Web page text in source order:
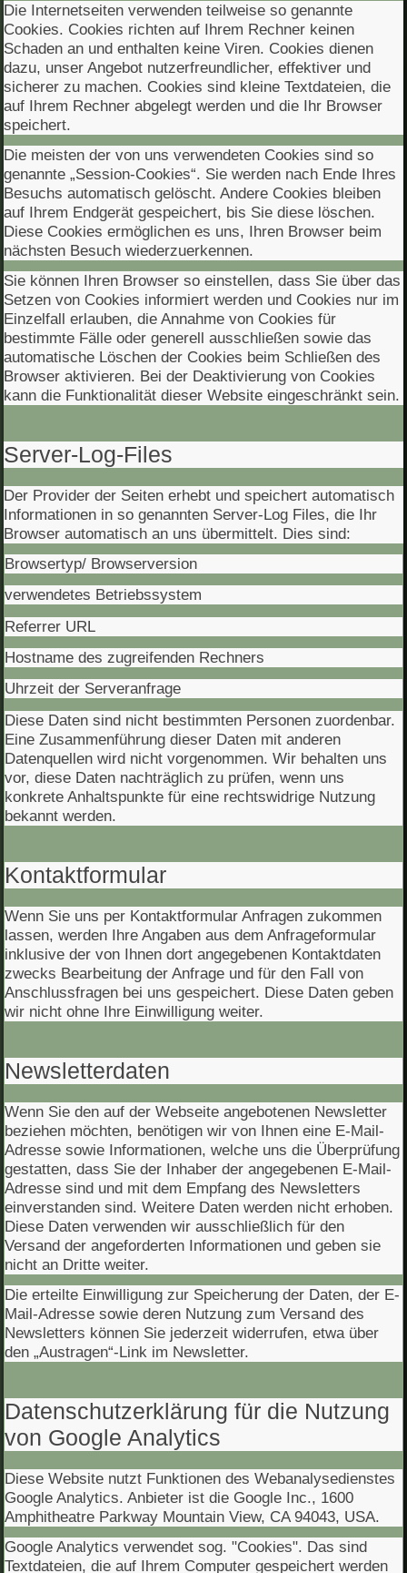
Die Internetseiten verwenden teilweise so genannte
Cookies. Cookies richten auf Ihrem Rechner keinen
Schaden an und enthalten keine Viren. Cookies dienen
dazu, unser Angebot nutzerfreundlicher, effektiver und
sicherer zu machen. Cookies sind kleine Textdateien, die
auf Ihrem Rechner abgelegt werden und die Ihr Browser
speichert.
Die meisten der von uns verwendeten Cookies sind so
genannte „Session-Cookies“. Sie werden nach Ende Ihres
Besuchs automatisch gelöscht. Andere Cookies bleiben
auf Ihrem Endgerät gespeichert, bis Sie diese löschen.
Diese Cookies ermöglichen es uns, Ihren Browser beim
nächsten Besuch wiederzuerkennen.
Sie können Ihren Browser so einstellen, dass Sie über das
Setzen von Cookies informiert werden und Cookies nur im
Einzelfall erlauben, die Annahme von Cookies für
bestimmte Fälle oder generell ausschließen sowie das
automatische Löschen der Cookies beim Schließen des
Browser aktivieren. Bei der Deaktivierung von Cookies
kann die Funktionalität dieser Website eingeschränkt sein.
Server-Log-Files
Der Provider der Seiten erhebt und speichert automatisch
Informationen in so genannten Server-Log Files, die Ihr
Browser automatisch an uns übermittelt. Dies sind:
Browsertyp/ Browserversion
verwendetes Betriebssystem
Referrer URL
Hostname des zugreifenden Rechners
Uhrzeit der Serveranfrage
Diese Daten sind nicht bestimmten Personen zuordenbar.
Eine Zusammenführung dieser Daten mit anderen
Datenquellen wird nicht vorgenommen. Wir behalten uns
vor, diese Daten nachträglich zu prüfen, wenn uns
konkrete Anhaltspunkte für eine rechtswidrige Nutzung
bekannt werden.
Kontaktformular
Wenn Sie uns per Kontaktformular Anfragen zukommen
lassen, werden Ihre Angaben aus dem Anfrageformular
inklusive der von Ihnen dort angegebenen Kontaktdaten
zwecks Bearbeitung der Anfrage und für den Fall von
Anschlussfragen bei uns gespeichert. Diese Daten geben
wir nicht ohne Ihre Einwilligung weiter.
Newsletterdaten
Wenn Sie den auf der Webseite angebotenen Newsletter
beziehen möchten, benötigen wir von Ihnen eine E-Mail-
Adresse sowie Informationen, welche uns die Überprüfung
gestatten, dass Sie der Inhaber der angegebenen E-Mail-
Adresse sind und mit dem Empfang des Newsletters
einverstanden sind. Weitere Daten werden nicht erhoben.
Diese Daten verwenden wir ausschließlich für den
Versand der angeforderten Informationen und geben sie
nicht an Dritte weiter.
Die erteilte Einwilligung zur Speicherung der Daten, der E-
Mail-Adresse sowie deren Nutzung zum Versand des
Newsletters können Sie jederzeit widerrufen, etwa über
den „Austragen“-Link im Newsletter.
Datenschutzerklärung für die Nutzung
von Google Analytics
Diese Website nutzt Funktionen des Webanalysedienstes
Google Analytics. Anbieter ist die Google Inc., 1600
Amphitheatre Parkway Mountain View, CA 94043, USA.
Google Analytics verwendet sog. "Cookies". Das sind
Textdateien, die auf Ihrem Computer gespeichert werden